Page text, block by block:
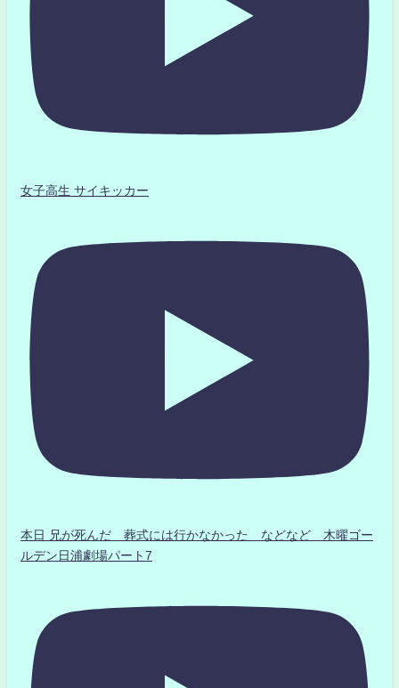
女子高生 サイキッカー
本日 兄が死んだ 葬式には行かなかった などなど 木曜ゴー
ルデン日浦劇場パート7